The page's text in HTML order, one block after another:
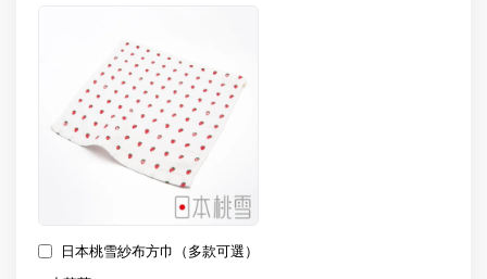
日本桃雪紗布方巾（多款可選）